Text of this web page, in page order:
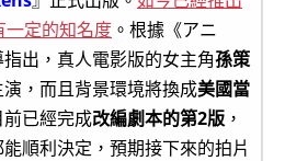
一定的知名度 。根據《アニ
出，真人電影版的女主角孫策
，而且背景環境將換成美國當
前已經完成改編劇本的第2版 ，
順利決定，預期接下來的拍片